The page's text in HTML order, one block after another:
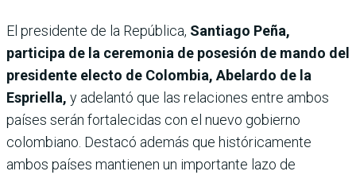
El presidente de la República, Santiago Peña,
participa de la ceremonia de posesión de mando del
presidente electo de Colombia, Abelardo de la
Espriella, y adelantó que las relaciones entre ambos
países serán fortalecidas con el nuevo gobierno
colombiano. Destacó además que históricamente
ambos países mantienen un importante lazo de